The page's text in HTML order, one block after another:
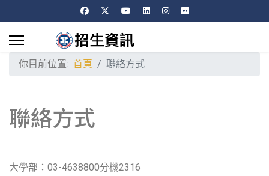
你目前位置: 首頁 聯絡方式
聯絡方式
大學部：03-4638800分機2316